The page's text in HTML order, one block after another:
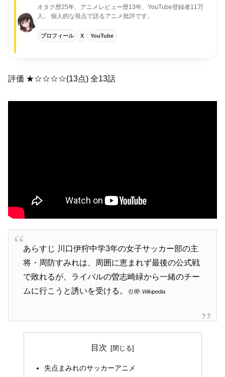
オタク歴25年、アニメレビュー歴13年、YouTube登録者11万
人。
個人的な視点で語るアニメ批評です。
プロフィール X YouTube
評価 ★☆☆☆☆(13点) 全13話
あらすじ 川口伊狩中学3年の女子サッカー部の主
将・周防すみれは、周囲に恵まれず最後の公式戦
で敗れるが、ライバルの曽志崎緑から一緒のチー
ムに行こうと誘いを受ける。
引用- Wikipedia
目次
失点まみれのサッカーアニメ